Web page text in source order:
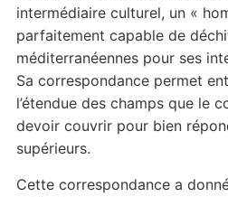
intermédiaire culturel, un «
parfaitement capable de
méditerranéennes pour ses
Sa correspondance permet
l’étendue des champs que le
devoir couvrir pour bien
supérieurs.
Cette correspondance a